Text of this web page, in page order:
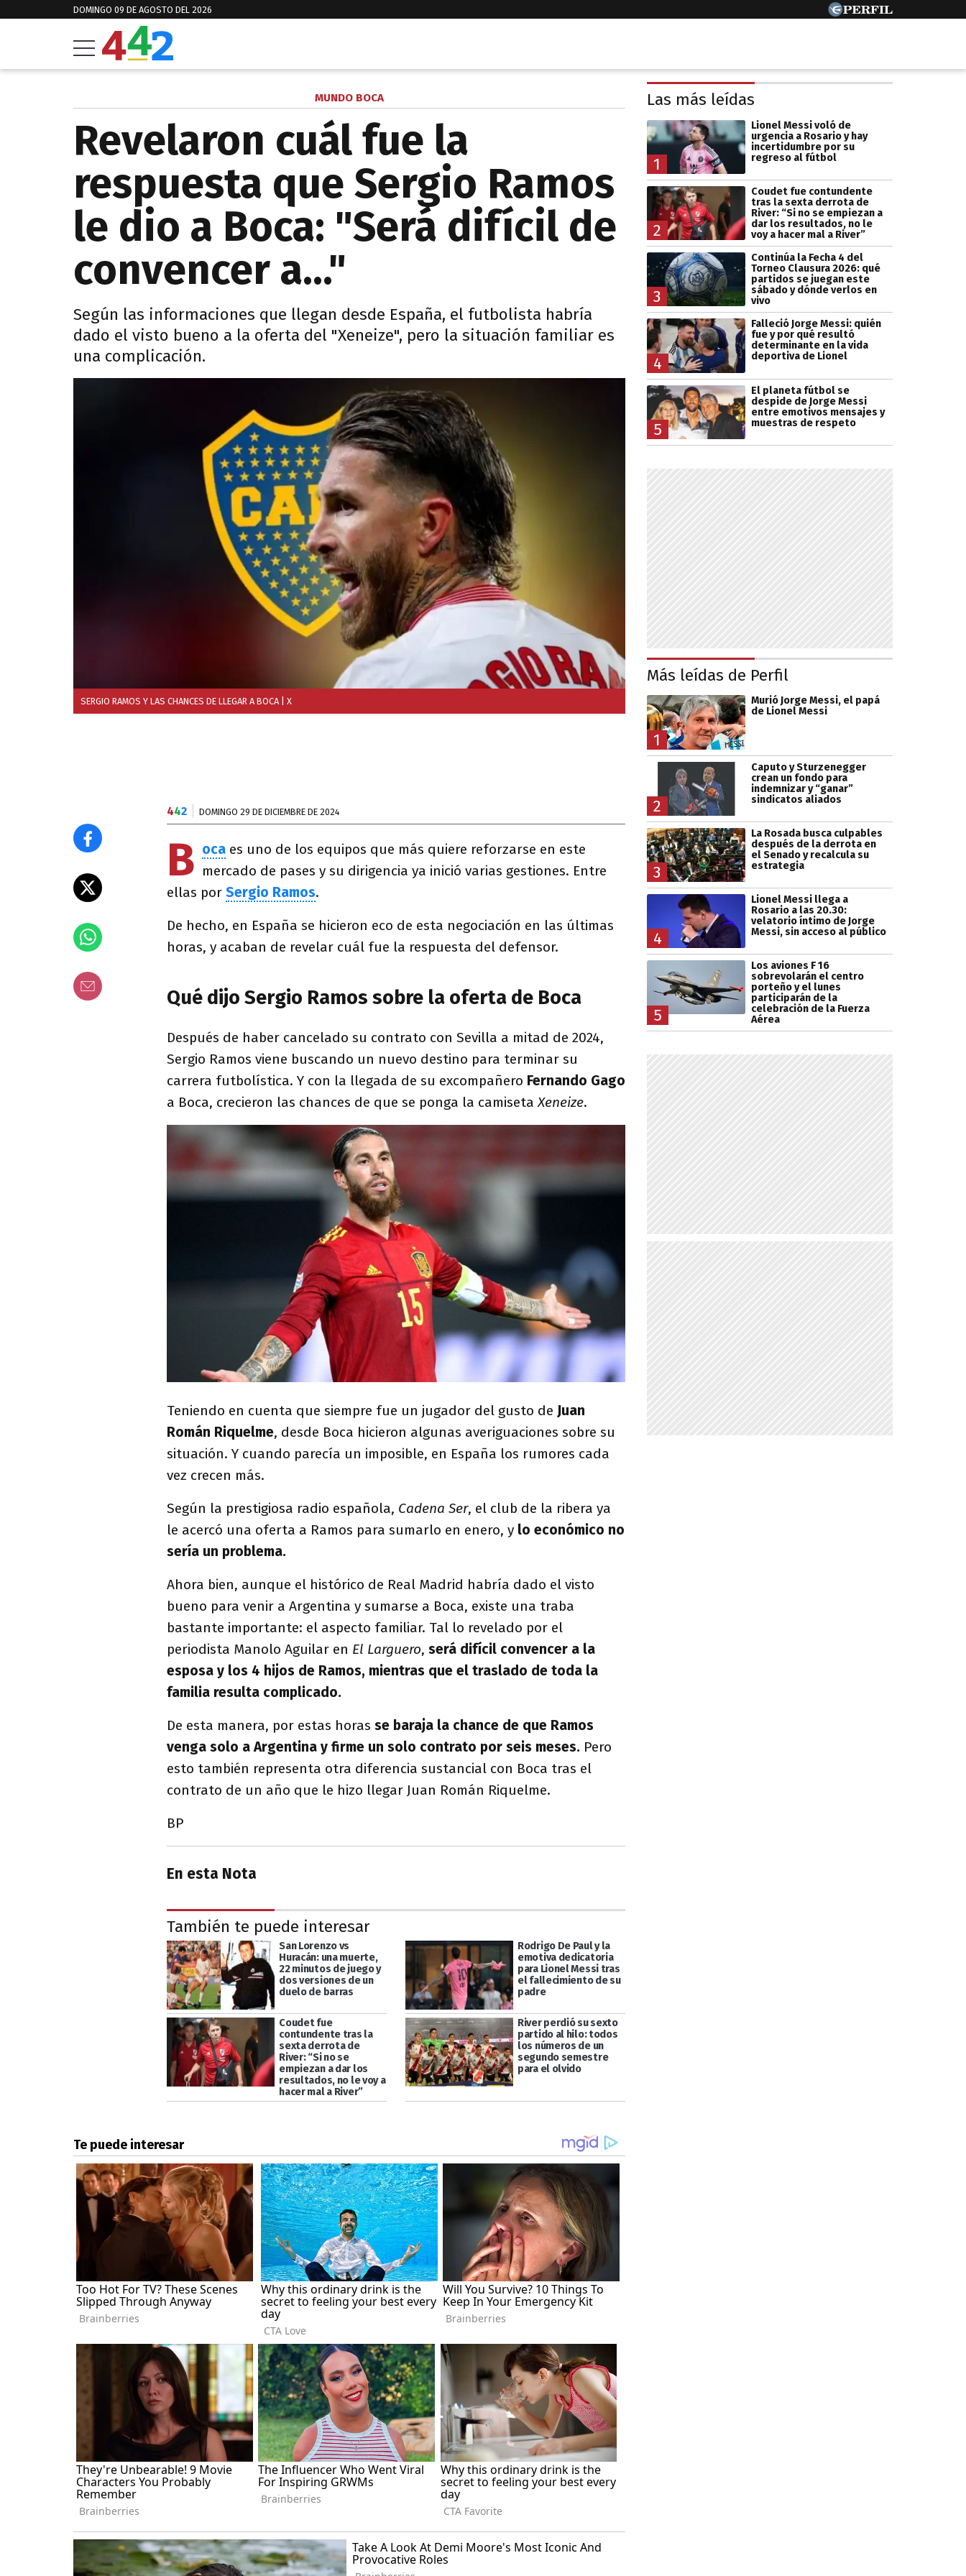
DOMINGO 09 DE AGOSTO DEL 2026
MUNDO BOCA
Revelaron cuál fue la
respuesta que Sergio Ramos
le dio a Boca: "Será difícil de
convencer a..."
Según las informaciones que llegan desde España, el futbolista habría
dado el visto bueno a la oferta del "Xeneize", pero la situación familiar es
una complicación.
SERGIO RAMOS Y LAS CHANCES DE LLEGAR A BOCA | X
442 DOMINGO 29 DE DICIEMBRE DE 2024
B oca es uno de los equipos que más quiere reforzarse en este
mercado de pases y su dirigencia ya inició varias gestiones. Entre
ellas por Sergio Ramos.
De hecho, en España se hicieron eco de esta negociación en las últimas
horas, y acaban de revelar cuál fue la respuesta del defensor.
Qué dijo Sergio Ramos sobre la oferta de Boca
Después de haber cancelado su contrato con Sevilla a mitad de 2024,
Sergio Ramos viene buscando un nuevo destino para terminar su
carrera futbolística. Y con la llegada de su excompañero Fernando Gago
a Boca, crecieron las chances de que se ponga la camisetaXeneize.
Teniendo en cuenta que siempre fue un jugador del gusto de Juan
Román Riquelme, desde Boca hicieron algunas averiguaciones sobre su
situación. Y cuando parecía un imposible, en España los rumores cada
vez crecen más.
Según la prestigiosa radio española, Cadena Ser, el club de la ribera ya
le acercó una oferta a Ramos para sumarlo en enero, y lo económico no
sería un problema.
Ahora bien, aunque el histórico de Real Madrid habría dado el visto
bueno para venir a Argentina y sumarse a Boca, existe una traba
bastante importante: el aspecto familiar. Tal lo revelado por el
periodista Manolo Aguilar en El Larguero, será difícil convencer a la
esposa y los 4 hijos de Ramos, mientras que el traslado de toda la
familia resulta complicado.
De esta manera, por estas horas se baraja la chance de que Ramos
venga solo a Argentina y firme un solo contrato por seis meses. Pero
esto también representa otra diferencia sustancial con Boca tras el
contrato de un año que le hizo llegar Juan Román Riquelme.
BP
En esta Nota
También te puede interesar
San Lorenzo vs
Huracán: una muerte,
22 minutos de juego y
dos versiones de un
duelo de barras
Rodrigo De Paul y la
emotiva dedicatoria
para Lionel Messi tras
el fallecimiento de su
padre
Coudet fue
contundente tras la
sexta derrota de
River: “Si no se
empiezan a dar los
resultados, no le voy a
hacer mal a River”
River perdió su sexto
partido al hilo: todos
los números de un
segundo semestre
para el olvido
Las más leídas
1
Lionel Messi voló de
urgencia a Rosario y hay
incertidumbre por su
regreso al fútbol
2
Coudet fue contundente
tras la sexta derrota de
River: “Si no se empiezan a
dar los resultados, no le
voy a hacer mal a River”
3
Continúa la Fecha 4 del
Torneo Clausura 2026: qué
partidos se juegan este
sábado y dónde verlos en
vivo
4
Falleció Jorge Messi: quién
fue y por qué resultó
determinante en la vida
deportiva de Lionel
5
El planeta fútbol se
despide de Jorge Messi
entre emotivos mensajes y
muestras de respeto
Más leídas de Perfil
1
Murió Jorge Messi, el papá
de Lionel Messi
2
Caputo y Sturzenegger
crean un fondo para
indemnizar y “ganar”
sindicatos aliados
3
La Rosada busca culpables
después de la derrota en
el Senado y recalcula su
estrategia
4
Lionel Messi llega a
Rosario a las 20.30:
velatorio íntimo de Jorge
Messi, sin acceso al público
5
Los aviones F 16
sobrevolarán el centro
porteño y el lunes
participarán de la
celebración de la Fuerza
Aérea